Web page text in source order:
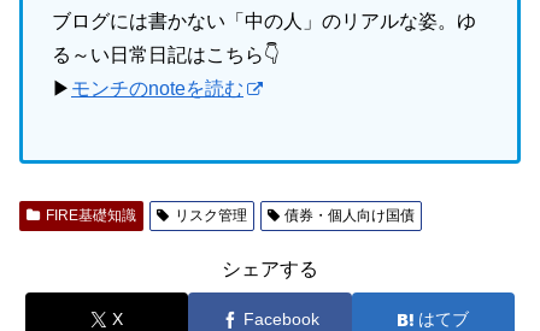
ブログには書かない「中の人」のリアルな姿。ゆ
る～い日常日記はこちら👇
▶ モンチのnoteを読む
FIRE基礎知識 リスク管理 債券・個人向け国債
シェアする
X Facebook はてブ